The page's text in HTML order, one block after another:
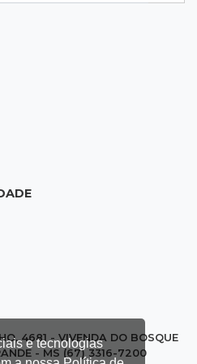
e tecnologias
interceptado pela
4681 - VIVENDA DO BOSQUE
- MS (67) 3316-7200